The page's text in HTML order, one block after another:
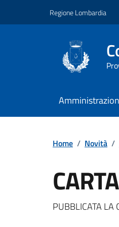
Regione Lombardia
Home / Novità /
PUBBLICATA LA